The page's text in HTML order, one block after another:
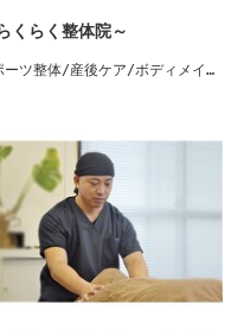
くらく整体院～
ツ整体/産後ケア/ボディメイク